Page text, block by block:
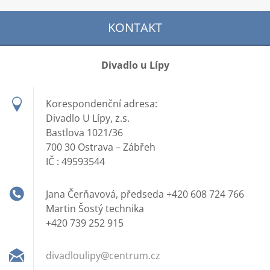
KONTAKT
Divadlo u Lípy
Korespondenční adresa:
Divadlo U Lípy, z.s.
Bastlova 1021/36
700 30 Ostrava – Zábřeh
IČ : 49593544
Jana Čerňavová, předseda +420 608 724 766
Martin Šostý technika
+420 739 252 915
divadloulipy@centrum.cz